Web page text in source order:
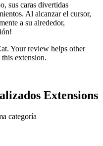
sus caras divertidas
Al alcanzar el cursor,
a su alrededor,
Your review helps other
extension.
Extensions
categoría